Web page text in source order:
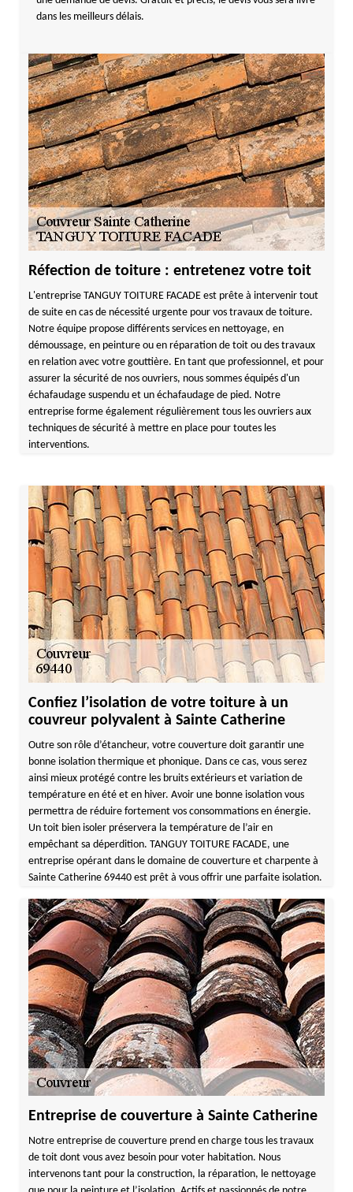
dans les meilleurs délais.
Réfection de toiture : entretenez votre toit
L'entreprise TANGUY TOITURE FACADE est prête à intervenir tout
de suite en cas de nécessité urgente pour vos travaux de toiture.
Notre équipe propose différents services en nettoyage, en
démoussage, en peinture ou en réparation de toit ou des travaux
en relation avec votre gouttière. En tant que professionnel, et pour
assurer la sécurité de nos ouvriers, nous sommes équipés d'un
échafaudage suspendu et un échafaudage de pied. Notre
entreprise forme également régulièrement tous les ouvriers aux
techniques de sécurité à mettre en place pour toutes les
interventions.
Confiez l’isolation de votre toiture à un
couvreur polyvalent à Sainte Catherine
Outre son rôle d’étancheur, votre couverture doit garantir une
bonne isolation thermique et phonique. Dans ce cas, vous serez
ainsi mieux protégé contre les bruits extérieurs et variation de
température en été et en hiver. Avoir une bonne isolation vous
permettra de réduire fortement vos consommations en énergie.
Un toit bien isoler préservera la température de l’air en
empêchant sa déperdition. TANGUY TOITURE FACADE, une
entreprise opérant dans le domaine de couverture et charpente à
Sainte Catherine 69440 est prêt à vous offrir une parfaite isolation.
Entreprise de couverture à Sainte Catherine
Notre entreprise de couverture prend en charge tous les travaux
de toit dont vous avez besoin pour voter habitation. Nous
intervenons tant pour la construction, la réparation, le nettoyage